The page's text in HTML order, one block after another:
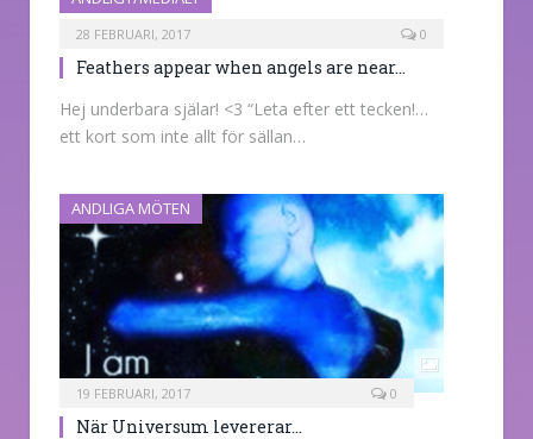
28 FEBRUARI, 2017 0
Feathers appear when angels are near…
Hej underbara själar! <3 “Leta efter ett tecken!…
ett kort som inte allt för sällan…
ANDLIGA MÖTEN
19 FEBRUARI, 2017 0
När Universum levererar…